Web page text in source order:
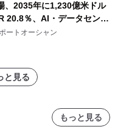
、2035年に1,230億米ドル
20.8％、AI・データセンタ
長を牽引
ートオーシャン
と見る
もっと見る